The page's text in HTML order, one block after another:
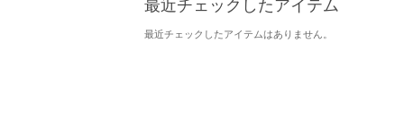
最近チェックしたアイテム
最近チェックしたアイテムはありません。